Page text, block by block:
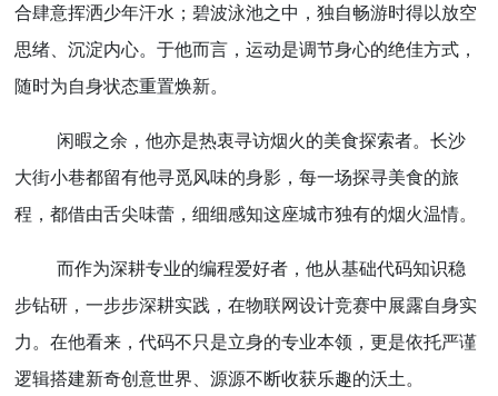
合肆意挥洒少年汗水；碧波泳池之中，独自畅游时得以放空
思绪、沉淀内心。于他而言，运动是调节身心的绝佳方式，
随时为自身状态重置焕新。
闲暇之余，他亦是热衷寻访烟火的美食探索者。长沙
大街小巷都留有他寻觅风味的身影，每一场探寻美食的旅
程，都借由舌尖味蕾，细细感知这座城市独有的烟火温情。
而作为深耕专业的编程爱好者，他从基础代码知识稳
步钻研，一步步深耕实践，在物联网设计竞赛中展露自身实
力。在他看来，代码不只是立身的专业本领，更是依托严谨
逻辑搭建新奇创意世界、源源不断收获乐趣的沃土。